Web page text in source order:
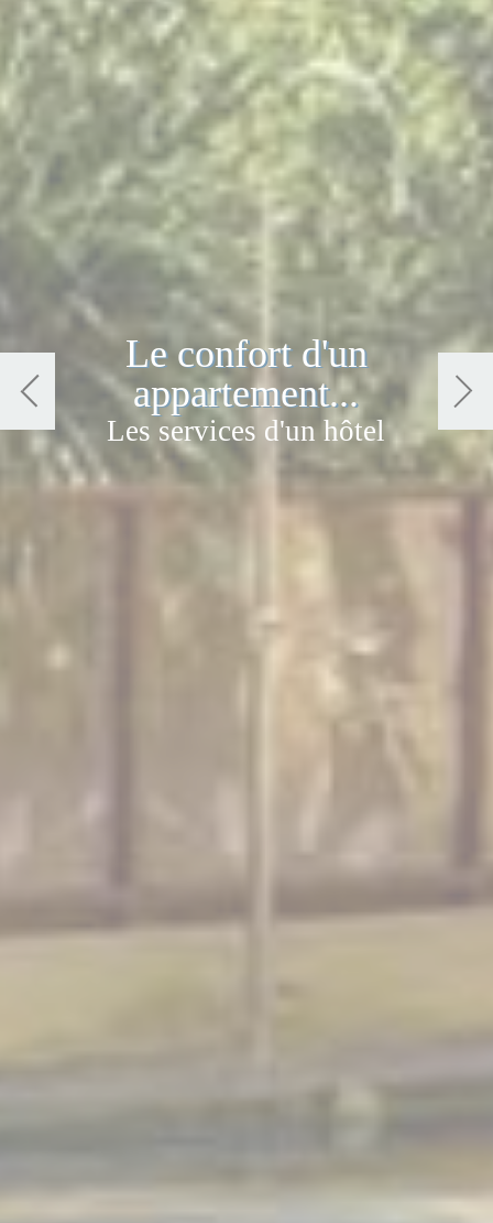
Le confort d'un
appartement...
Les services d'un hôtel